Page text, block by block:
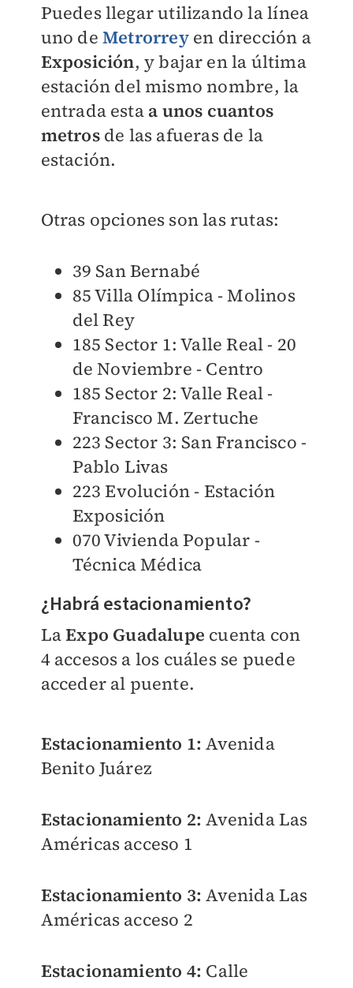
Puedes llegar utilizando la línea
uno de Metrorreyen dirección a
Exposición, y bajar en la última
estación del mismo nombre, la
entrada esta a unos cuantos
metrosde las afueras de la
estación.
Otras opciones son las rutas:
39 San Bernabé
85 Villa Olímpica - Molinos
del Rey
185 Sector 1: Valle Real - 20
de Noviembre - Centro
185 Sector 2: Valle Real -
Francisco M. Zertuche
223 Sector 3: San Francisco -
Pablo Livas
223 Evolución - Estación
Exposición
070 Vivienda Popular -
Técnica Médica
¿Habrá estacionamiento?
LaExpo Guadalupe cuenta con
4 accesos a los cuáles se puede
acceder al puente.
Estacionamiento 1: Avenida
Benito Juárez
Estacionamiento 2: Avenida Las
Américas acceso 1
Estacionamiento 3: Avenida Las
Américas acceso 2
Estacionamiento 4: Calle